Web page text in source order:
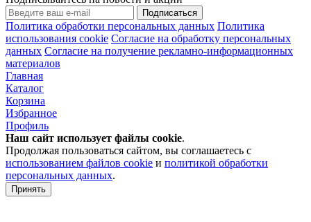
Подписаться
Политика обработки персональных данных Политика
использования cookie Согласие на обработку персональных
данных Согласие на получение рекламно-информационных
материалов
Главная
Каталог
Корзина
Избранное
Профиль
Наш сайт использует файлы cookie.
Продолжая пользоваться сайтом, вы соглашаетесь с
использованием файлов cookie и политикой обработки
персональных данных.
Принять